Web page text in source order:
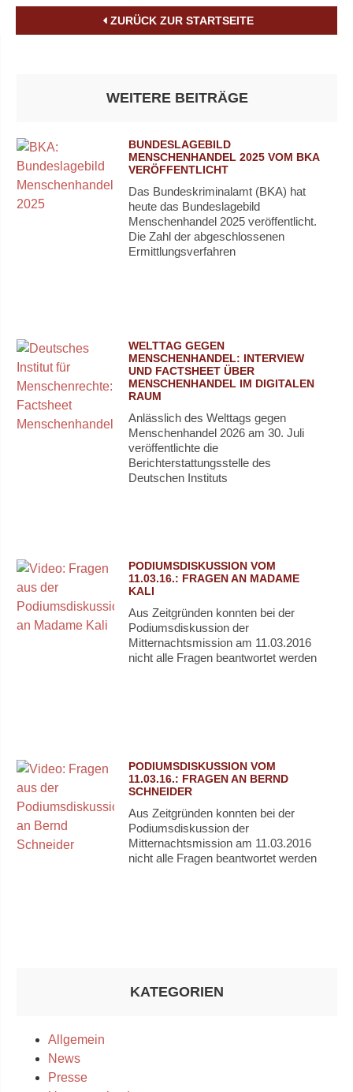
ZURÜCK ZUR STARTSEITE
WEITERE BEITRÄGE
BUNDESLAGEBILD
MENSCHENHANDEL 2025 VOM BKA
VERÖFFENTLICHT
Das Bundeskriminalamt (BKA) hat
heute das Bundeslagebild
Menschenhandel 2025 veröffentlicht.
Die Zahl der abgeschlossenen
Ermittlungsverfahren
WELTTAG GEGEN
MENSCHENHANDEL: INTERVIEW
UND FACTSHEET ÜBER
MENSCHENHANDEL IM DIGITALEN
RAUM
Anlässlich des Welttags gegen
Menschenhandel 2026 am 30. Juli
veröffentlichte die
Berichterstattungsstelle des
Deutschen Instituts
PODIUMSDISKUSSION VOM
11.03.16.: FRAGEN AN MADAME
KALI
Aus Zeitgründen konnten bei der
Podiumsdiskussion der
Mitternachtsmission am 11.03.2016
nicht alle Fragen beantwortet werden
PODIUMSDISKUSSION VOM
11.03.16.: FRAGEN AN BERND
SCHNEIDER
Aus Zeitgründen konnten bei der
Podiumsdiskussion der
Mitternachtsmission am 11.03.2016
nicht alle Fragen beantwortet werden
KATEGORIEN
Allgemein
News
Presse